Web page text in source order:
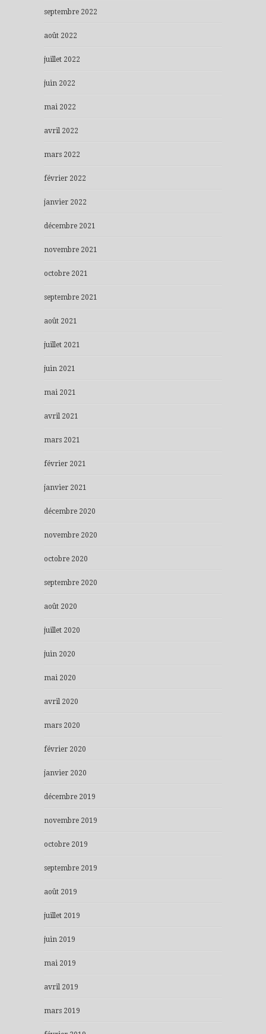
septembre 2022
août 2022
juillet 2022
juin 2022
mai 2022
avril 2022
mars 2022
février 2022
janvier 2022
décembre 2021
novembre 2021
octobre 2021
septembre 2021
août 2021
juillet 2021
juin 2021
mai 2021
avril 2021
mars 2021
février 2021
janvier 2021
décembre 2020
novembre 2020
octobre 2020
septembre 2020
août 2020
juillet 2020
juin 2020
mai 2020
avril 2020
mars 2020
février 2020
janvier 2020
décembre 2019
novembre 2019
octobre 2019
septembre 2019
août 2019
juillet 2019
juin 2019
mai 2019
avril 2019
mars 2019